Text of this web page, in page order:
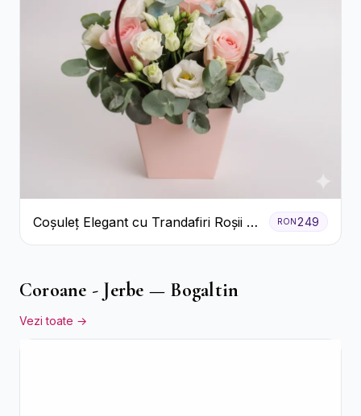
Coșuleț Elegant cu Trandafiri Roșii și
Lisianthus Alb
RON 249
Coroane - Jerbe — Bogaltin
Vezi toate →